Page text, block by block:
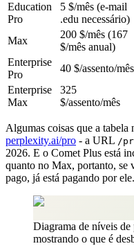
Education
Pro
5 $/mês (e-mail
.edu necessário)
Max
200 $/mês (167
$/mês anual)
Enterprise
Pro
40 $/assento/mês
Enterprise
Max
325
$/assento/mês
Algumas coisas que a tabela
perplexity.ai/pro - a URL /
2026. E o Comet Plus está
quanto no Max, portanto, se
pago, já está pagando por ele.
Diagrama de níveis
mostrando o que é